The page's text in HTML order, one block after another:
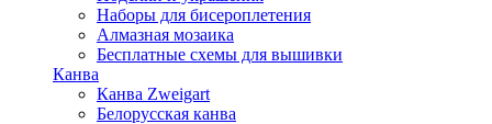
Наборы для бисероплетения
Алмазная мозаика
Бесплатные схемы для вышивки
Канва
Канва Zweigart
Белорусская канва